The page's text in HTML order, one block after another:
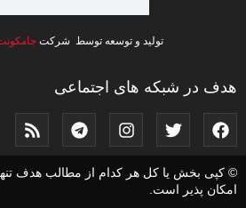
تولید و توسعه توسط شرکت
هدف در شبکه های اجتماعی
© کپی بخش یا کل هر کدام از مطالب هدف
امکان پذیر است.